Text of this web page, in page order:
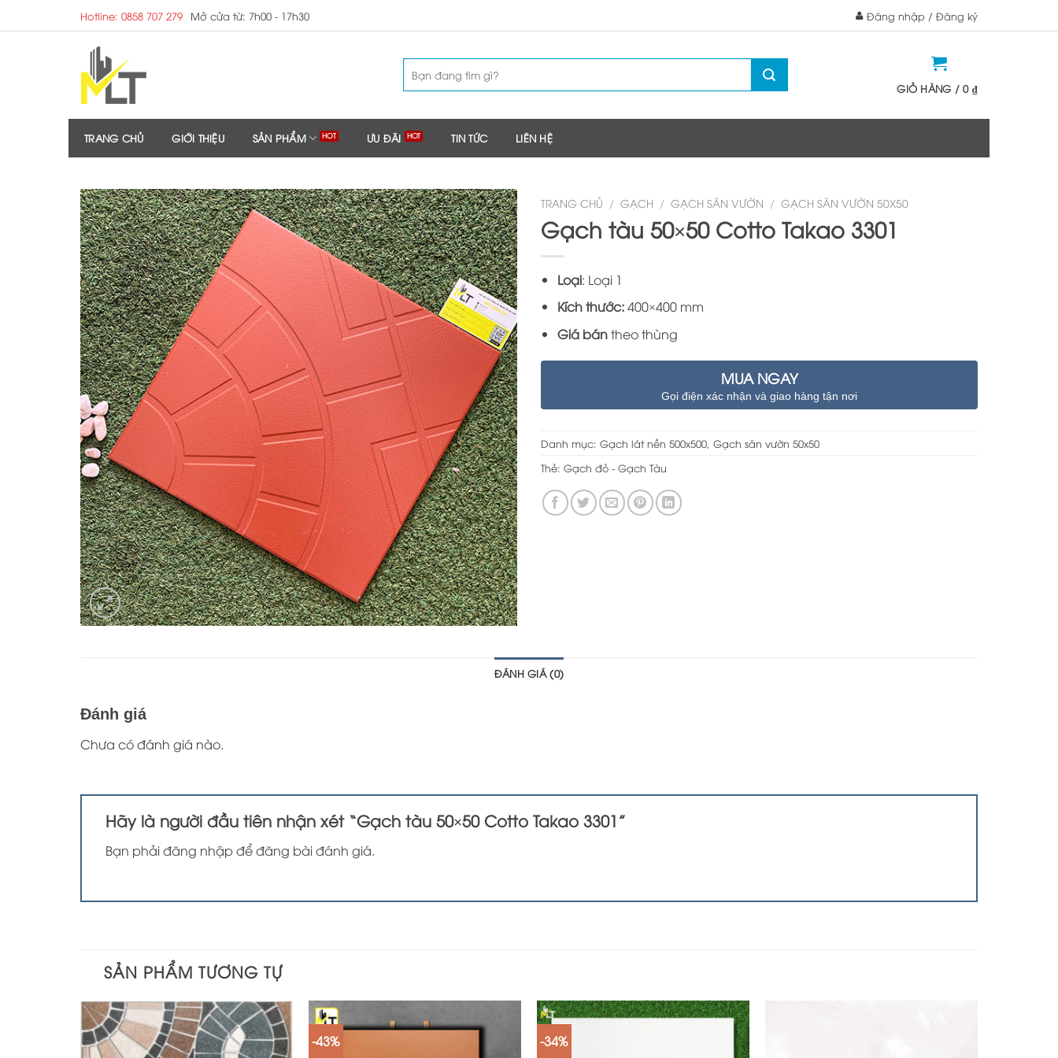
to
Hotline: 0858 707 279 Mở cửa từ: 7h00 - 17h30 Đăng nhập / Đăng ký
kiếm:
GIỎ HÀNG /0 ₫
TRANG CHỦ GIỚI THIỆU SẢN PHẨM ƯU ĐÃI TIN TỨC LIÊN HỆ
TRANG CHỦ / GẠCH / GẠCH SÂN VƯỜN / GẠCH SÂN VƯỜN 50X50
Gạch tàu 50×50 Cotto Takao 3301
Loại: Loại 1
Kích thước:400×400 mm
Giá bántheo thùng
MUA NGAY
Gọi điện xác nhận và giao hàng tận nơi
Danh mục: Gạch lát nền 500x500, Gạch sân vườn 50x50
Thẻ: Gạch đỏ - Gạch Tàu
ĐÁNH GIÁ (0)
Đánh giá
Chưa có đánh giá nào.
Hãy là người đầu tiên nhận xét “Gạch tàu 50×50 Cotto Takao 3301”
Bạn phảiđăng nhậpđể đăng bài đánh giá.
SẢN PHẨM TƯƠNG TỰ
-43% -34%